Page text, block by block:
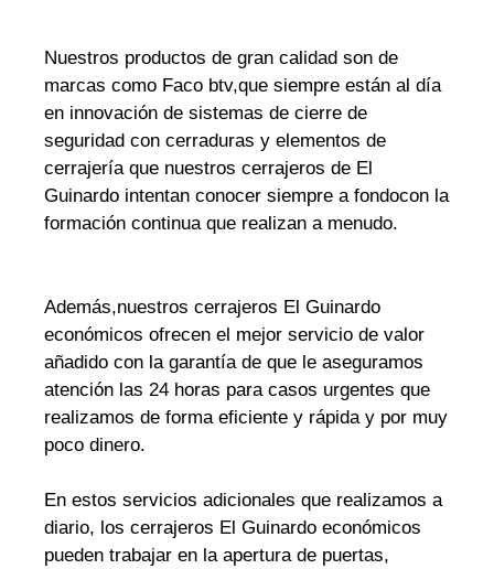
Nuestros productos de gran calidad son de
marcas como Faco btv,que siempre están al día
en innovación de sistemas de cierre de
seguridad con cerraduras y elementos de
cerrajería que nuestros cerrajeros de El
Guinardo intentan conocer siempre a fondocon la
formación continua que realizan a menudo.
Además,nuestros cerrajeros El Guinardo
económicos ofrecen el mejor servicio de valor
añadido con la garantía de que le aseguramos
atención las 24 horas para casos urgentes que
realizamos de forma eficiente y rápida y por muy
poco dinero.
En estos servicios adicionales que realizamos a
diario, los cerrajeros El Guinardo económicos
pueden trabajar en la apertura de puertas,